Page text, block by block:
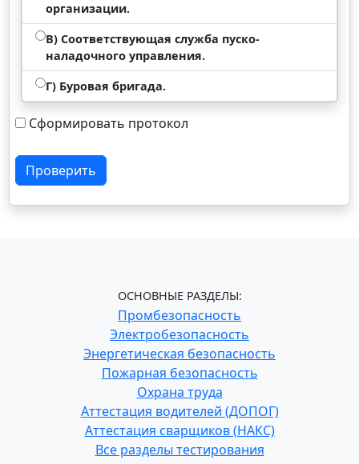
организации.
В) Соответствующая служба пуско-
наладочного управления.
Г) Буровая бригада.
Сформировать протокол
Проверить
ОСНОВНЫЕ РАЗДЕЛЫ:
Промбезопасность
Электробезопасность
Энергетическая безопасность
Пожарная безопасность
Охрана труда
Аттестация водителей (ДОПОГ)
Аттестация сварщиков (НАКС)
Все разделы тестирования